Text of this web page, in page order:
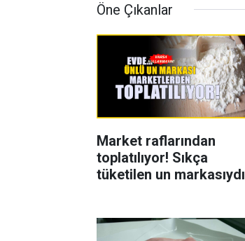
Öne Çıkanlar
Market raflarından
toplatılıyor! Sıkça
tüketilen un markasıydı